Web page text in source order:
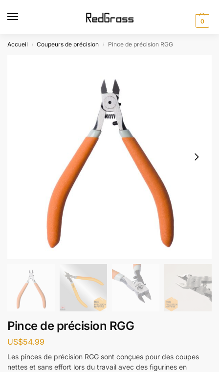
0
Accueil / Coupeurs de précision / Pince de précision RGG
Pince de précision RGG
US$54.99
Les pinces de précision RGG sont conçues pour des coupes
nettes et sans effort lors du travail avec des figurines en